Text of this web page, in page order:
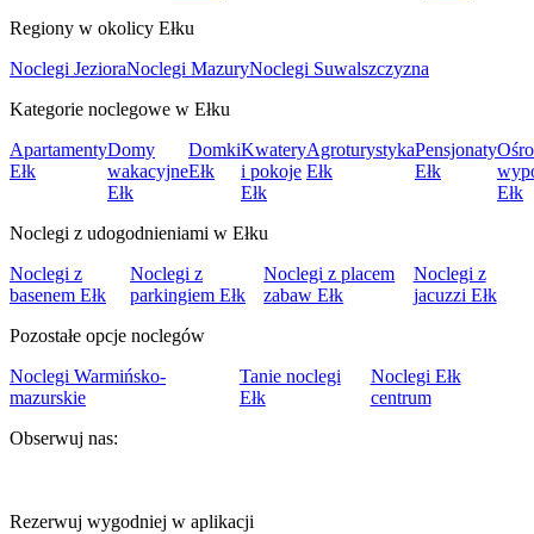
Regiony w okolicy Ełku
Noclegi JezioraNoclegi MazuryNoclegi Suwalszczyzna
Kategorie noclegowe w Ełku
Apartamenty
Ełk
Domy
wakacyjne
Ełk
Domki
Ełk
Kwatery
i pokoje
Ełk
Agroturystyka
Ełk
Pensjonaty
Ełk
Ełk
Noclegi z udogodnieniami w Ełku
Noclegi z
basenem Ełk
Noclegi z
parkingiem Ełk
Noclegi z placem
zabaw Ełk
Noclegi z
jacuzzi Ełk
Pozostałe opcje noclegów
Noclegi Warmińsko-
mazurskie
Tanie noclegi
Ełk
Noclegi Ełk
centrum
Obserwuj nas:
Rezerwuj wygodniej w aplikacji